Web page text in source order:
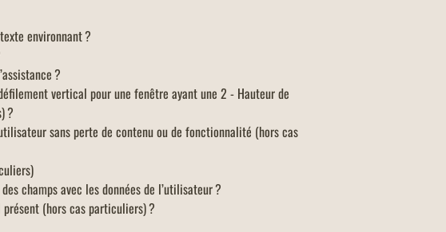
environnant ?
?
vertical pour une fenêtre ayant une 2 - Hauteur de
?
sans perte de contenu ou de fonctionnalité (hors cas
champs avec les données de l’utilisateur ?
présent (hors cas particuliers) ?